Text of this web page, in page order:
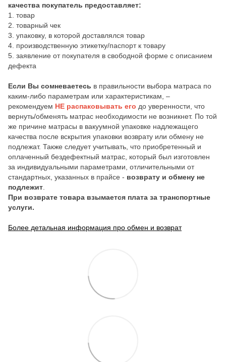
качества покупатель предоставляет:
1. товар
2. товарный чек
3. упаковку, в которой доставлялся товар
4. производственную этикетку/паспорт к товару
5. заявление от покупателя в свободной форме с описанием
дефекта
Если Вы сомневаетесь в правильности выбора матраса по
каким-либо параметрам или характеристикам, –
рекомендуем НЕ распаковывать его до уверенности, что
вернуть/обменять матрас необходимости не возникнет. По той
же причине матрасы в вакуумной упаковке надлежащего
качества после вскрытия упаковки возврату или обмену не
подлежат. Также следует учитывать, что приобретенный и
оплаченный бездефектный матрас, который был изготовлен
за индивидуальными параметрами, отличительными от
стандартных, указанных в прайсе - возврату и обмену не
подлежит
При возврате товара взымается плата за транспортные
услуги.
Более детальная информация про обмен и возврат